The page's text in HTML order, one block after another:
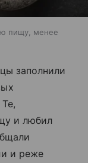
пищу, менее
заполнили
и любил
и реже